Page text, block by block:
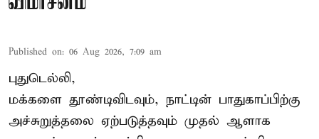
Published on: 06 Aug 2026, 7:09 am
புதுடெல்லி,
மக்களை தூண்டிவிடவும், நாட்டின் பாதுகாப்பிற்கு
அச்சுறுத்தலை ஏற்படுத்தவும் முதல் ஆளாக